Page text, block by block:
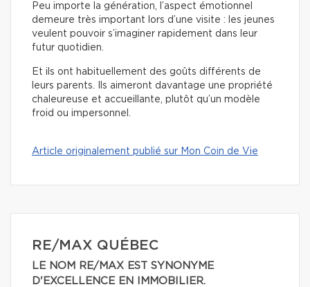
Peu importe la génération, l’aspect émotionnel
demeure très important lors d’une visite : les jeunes
veulent pouvoir s’imaginer rapidement dans leur
futur quotidien.
Et ils ont habituellement des goûts différents de
leurs parents. Ils aimeront davantage une propriété
chaleureuse et accueillante, plutôt qu’un modèle
froid ou impersonnel.
Article originalement publié sur Mon Coin de Vie
RE/MAX QUÉBEC
LE NOM RE/MAX EST SYNONYME
D'EXCELLENCE EN IMMOBILIER.